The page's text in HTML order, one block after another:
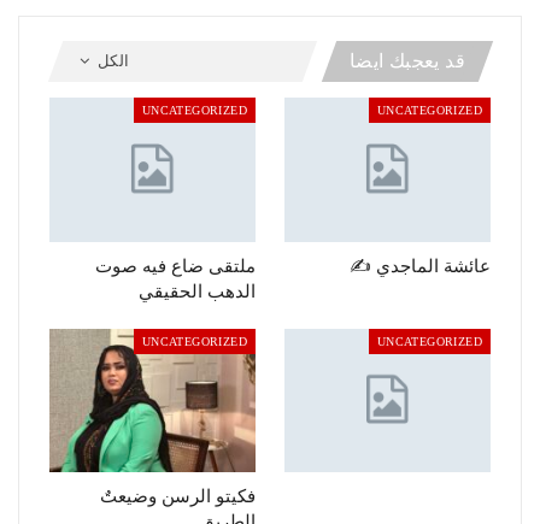
الكل قد يعجبك ايضا
UNCATEGORIZED
عائشة الماجدي ✍️
UNCATEGORIZED
ملتقى ضاع فيه صوت
الدهب الحقيقي
UNCATEGORIZED
UNCATEGORIZED
فكيتو الرسن وضيعتٌ